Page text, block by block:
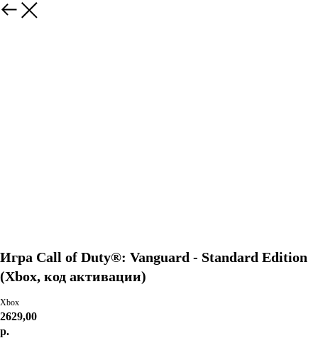
Игра Call of Duty®: Vanguard - Standard Edition
(Xbox, код активации)
Xbox
2629,00
р.